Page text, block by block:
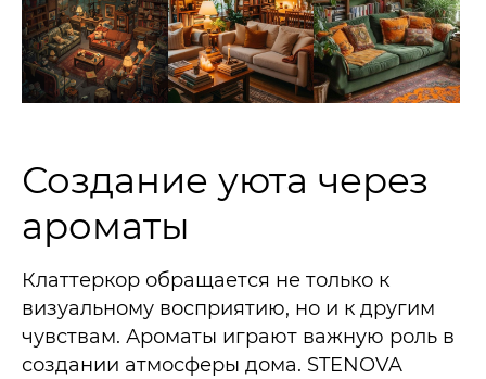
Создание уюта через
ароматы
Клаттеркор обращается не только к
визуальному восприятию, но и к другим
чувствам. Ароматы играют важную роль в
создании атмосферы дома. STENOVA